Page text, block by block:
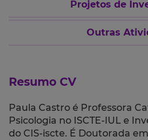
Projetos de
Outras
Resumo CV
Paula Castro é Professora
Psicologia no ISCTE-IUL e
do CIS-iscte. É Doutorada